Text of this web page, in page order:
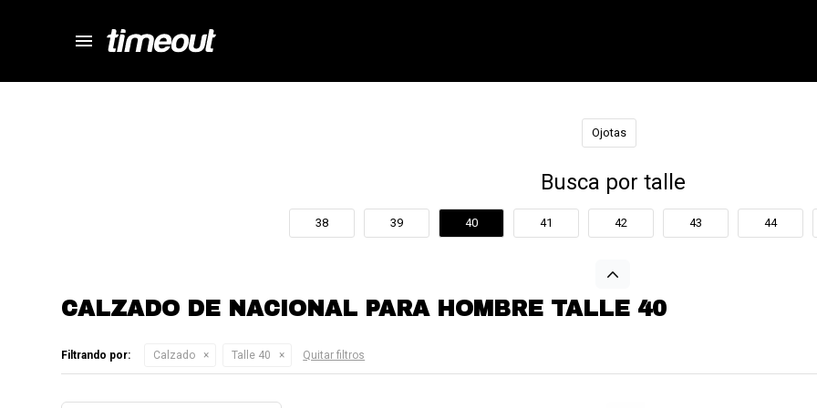
menu
Ojotas
Busca por talle
38 39 40 41 42 43 44
CALZADO DE NACIONAL PARA HOMBRE TALLE 40
Filtrando por: Calzado Talle 40 Quitar filtros
close
store
local_shipping